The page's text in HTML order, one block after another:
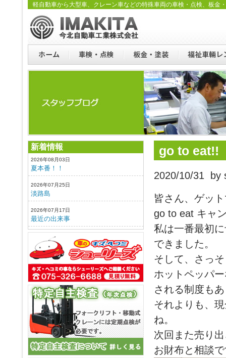
軽自動車から大型車、クレーン車などの特殊車両の車検・点検、板金
新着情報
2026年08月03日
夏本番！！
2026年07月25日
淡路島
2026年07月17日
最近の出来事
go to eat!!
2020/10/31 by
皆さん、ゲッ
go to eat キャ
私は一番最初
できました。
そして、さっ
ホットペッパ
される制度も
それよりも、
ね。
次回また売り
お財布と相談